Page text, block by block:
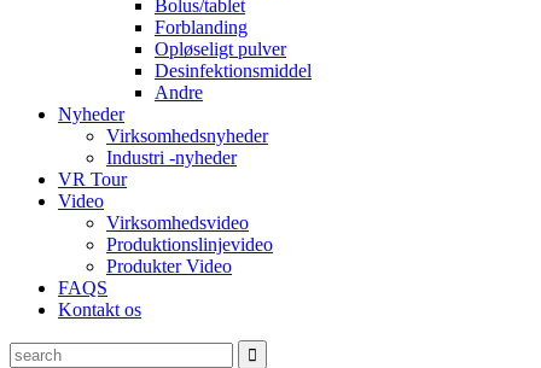
Bolus/tablet
Forblanding
Opløseligt pulver
Desinfektionsmiddel
Andre
Nyheder
Virksomhedsnyheder
Industri -nyheder
VR Tour
Video
Virksomhedsvideo
Produktionslinjevideo
Produkter Video
FAQS
Kontakt os